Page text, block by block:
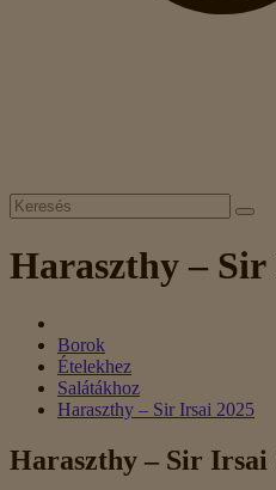
Haraszthy – Sir
Borok
Ételekhez
Salátákhoz
Haraszthy – Sir Irsai 2025
Haraszthy – Sir Irsai